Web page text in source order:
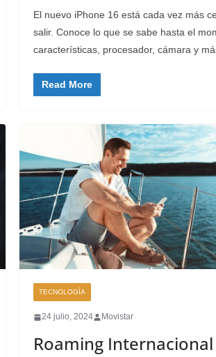
El nuevo iPhone 16 está cada vez más
salir. Conoce lo que se sabe hasta el
características, procesador, cámara y
Read More
TECNOLOGÍA
24 julio, 2024 Movistar
Roaming Internacional